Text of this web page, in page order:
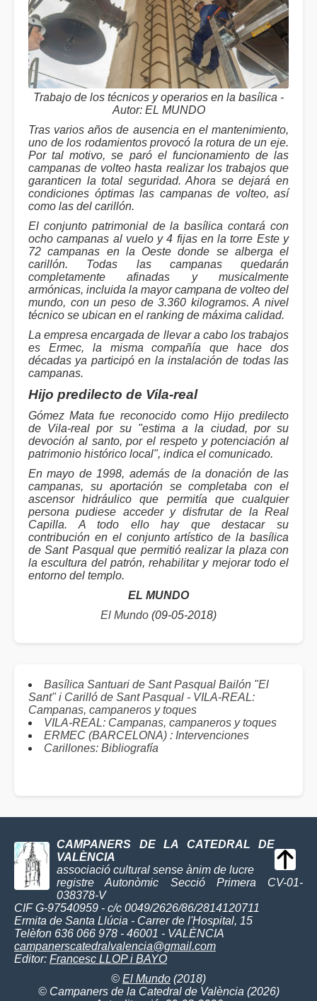
Trabajo de los técnicos y operarios en la basílica -
Autor: EL MUNDO
Tras varios años de ausencia en el mantenimiento,
uno de los rodamientos provocó la rotura de un eje.
Por tal motivo, se paró el funcionamiento de las
campanas de volteo hasta realizar los trabajos que
garanticen la total seguridad. Ahora se dejará en
condiciones óptimas las campanas de volteo, así
como las del carillón.
El conjunto patrimonial de la basílica contará con
ocho campanas al vuelo y 4 fijas en la torre Este y
72 campanas en la Oeste donde se alberga el
carillón. Todas las campanas quedarán
completamente afinadas y musicalmente
armónicas, incluida la mayor campana de volteo del
mundo, con un peso de 3.360 kilogramos. A nivel
técnico se ubican en el ranking de máxima calidad.
La empresa encargada de llevar a cabo los trabajos
es Ermec, la misma compañía que hace dos
décadas ya participó en la instalación de todas las
campanas.
Hijo predilecto de Vila-real
Gómez Mata fue reconocido como Hijo predilecto
de Vila-real por su "estima a la ciudad, por su
devoción al santo, por el respeto y potenciación al
patrimonio histórico local", indica el comunicado.
En mayo de 1998, además de la donación de las
campanas, su aportación se completaba con el
ascensor hidráulico que permitía que cualquier
persona pudiese acceder y disfrutar de la Real
Capilla. A todo ello hay que destacar su
contribución en el conjunto artístico de la basílica
de Sant Pasqual que permitió realizar la plaza con
la escultura del patrón, rehabilitar y mejorar todo el
entorno del templo.
EL MUNDO
El Mundo (09-05-2018)
Basílica Santuari de Sant Pasqual Bailón "El
Sant" i Carilló de Sant Pasqual - VILA-REAL:
Campanas, campaneros y toques
VILA-REAL: Campanas, campaneros y toques
ERMEC (BARCELONA) : Intervenciones
Carillones: Bibliografía
CAMPANERS DE LA CATEDRAL DE
VALÈNCIA
associació cultural sense ànim de lucre
registre Autonòmic Secció Primera CV-01-
038378-V
CIF G-97540959 - c/c 0049/2626/86/2814120711
Ermita de Santa Llúcia - Carrer de l'Hospital, 15
Telèfon 636 066 978 - 46001 - VALÈNCIA
campanerscatedralvalencia@gmail.com
Editor: Francesc LLOP i BAYO
© El Mundo (2018)
© Campaners de la Catedral de València (2026)